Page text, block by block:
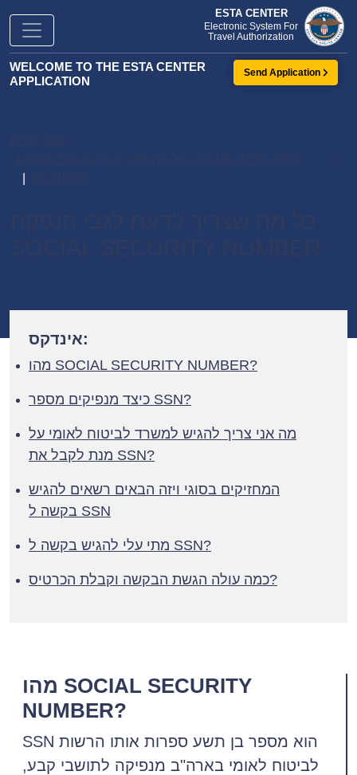
Send Application
WELCOME TO THE ESTA CENTER
APPLICATION
ESTA CENTER
Electronic System For
Travel Authorization
אינדקס:
מהו SOCIAL SECURITY NUMBER?
כיצד מנפיקים מספר SSN?
מה אני צריך להגיש למשרד לביטוח לאומי על
מנת לקבל את SSN?
המחזיקים בסוגי ויזה הבאים רשאים להגיש
בקשה ל SSN
מתי עלי להגיש בקשה ל SSN?
כמה עולה הגשת הבקשה וקבלת הכרטיס?
מהו SOCIAL SECURITY
NUMBER?
SSN הוא מספר בן תשע ספרות אותו הרשות
לביטוח לאומי בארה"ב מנפיקה לתושבי קבע,